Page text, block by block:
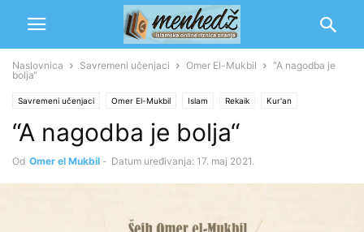
Naslovnica Savremeni učenjaci Omer El-Mukbil
“A nagodba je
bolja“
Savremeni učenjaci Omer El-Mukbil Islam Rekaik Kur'an
Tefsir i mufessiri
“A nagodba je bolja“
Od Omer el Mukbil - Datum uređivanja: 17. maj 2021.